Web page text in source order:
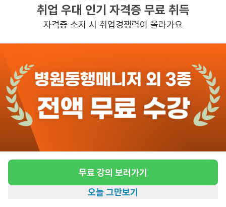
반경 3KM 이내의 일자리 확인하기
취업 우대 인기 자격증 무료 취득
자격증 소지 시 취업경쟁력이 올라가요
무료 강의 보러가기
오늘 그만보기